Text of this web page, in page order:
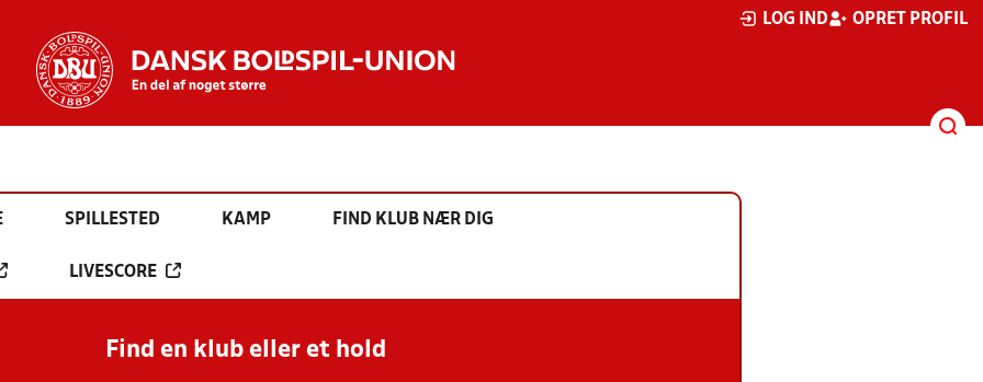
LOG IND OPRET PROFIL
SPILLESTED KAMP FIND KLUB NÆR DIG
LIVESCORE
Find en klub eller et hold